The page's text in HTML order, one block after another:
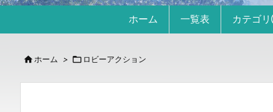
ホーム 一覧表 カテゴ
 ホーム >  ロビーアクション